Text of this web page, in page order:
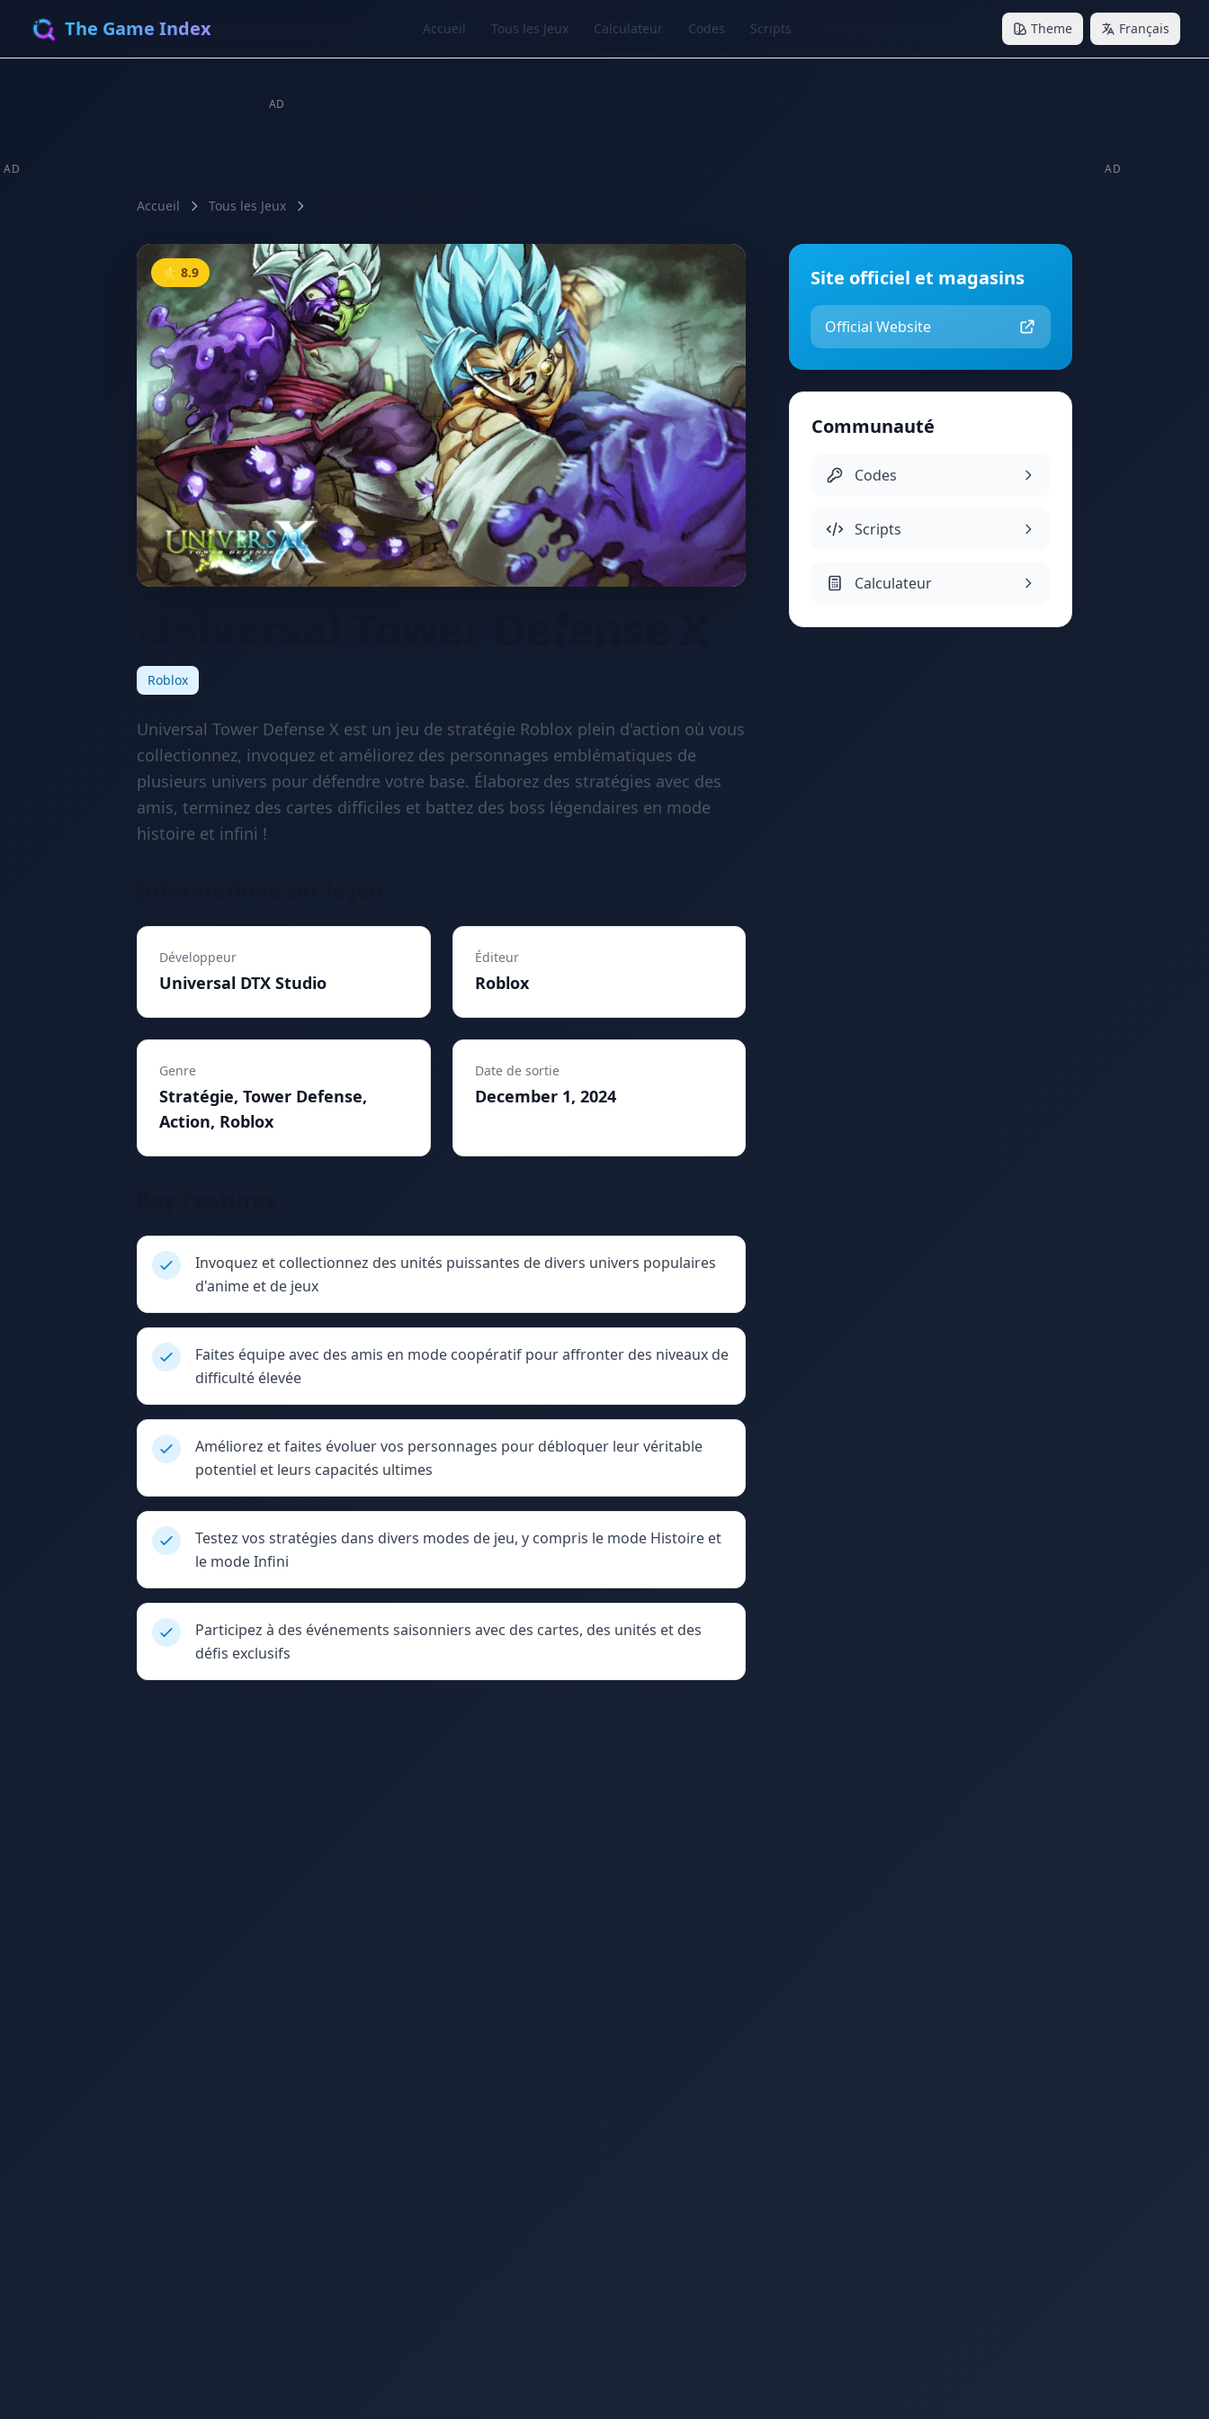
The Game Index Accueil Tous les Jeux Calculateur Codes Scripts Theme Français
AD
AD
Accueil Tous les Jeux
⭐ 8.9
Roblox
Universal Tower Defense X est un jeu de stratégie Roblox plein d'action où vous
collectionnez, invoquez et améliorez des personnages emblématiques de
plusieurs univers pour défendre votre base. Élaborez des stratégies avec des
amis, terminez des cartes difficiles et battez des boss légendaires en mode
histoire et infini !
Développeur
Universal DTX Studio
Éditeur
Roblox
Genre
Stratégie, Tower Defense,
Action, Roblox
Date de sortie
December 1, 2024
Invoquez et collectionnez des unités puissantes de divers univers populaires
d'anime et de jeux
Faites équipe avec des amis en mode coopératif pour affronter des niveaux de
difficulté élevée
Améliorez et faites évoluer vos personnages pour débloquer leur véritable
potentiel et leurs capacités ultimes
Testez vos stratégies dans divers modes de jeu, y compris le mode Histoire et
le mode Infini
Participez à des événements saisonniers avec des cartes, des unités et des
défis exclusifs
Site officiel et magasins
Official Website
Communauté
Codes
Scripts
Calculateur
AD